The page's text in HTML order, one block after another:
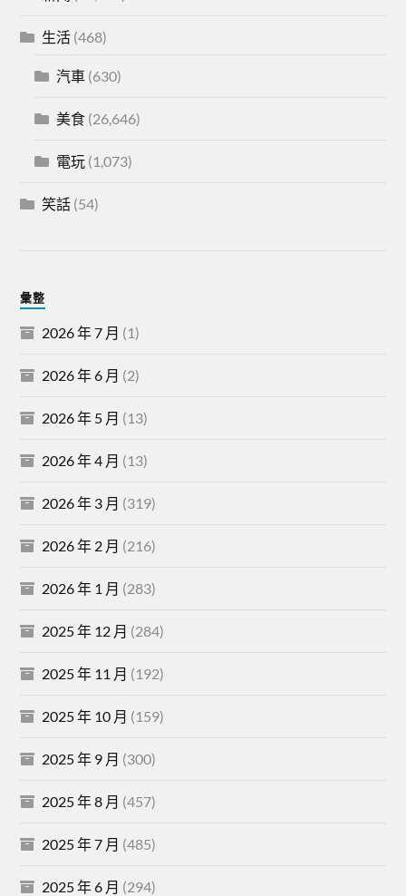
生活 (468)
汽車 (630)
美食 (26,646)
電玩 (1,073)
笑話 (54)
彙整
2026 年 7 月 (1)
2026 年 6 月 (2)
2026 年 5 月 (13)
2026 年 4 月 (13)
2026 年 3 月 (319)
2026 年 2 月 (216)
2026 年 1 月 (283)
2025 年 12 月 (284)
2025 年 11 月 (192)
2025 年 10 月 (159)
2025 年 9 月 (300)
2025 年 8 月 (457)
2025 年 7 月 (485)
2025 年 6 月 (294)